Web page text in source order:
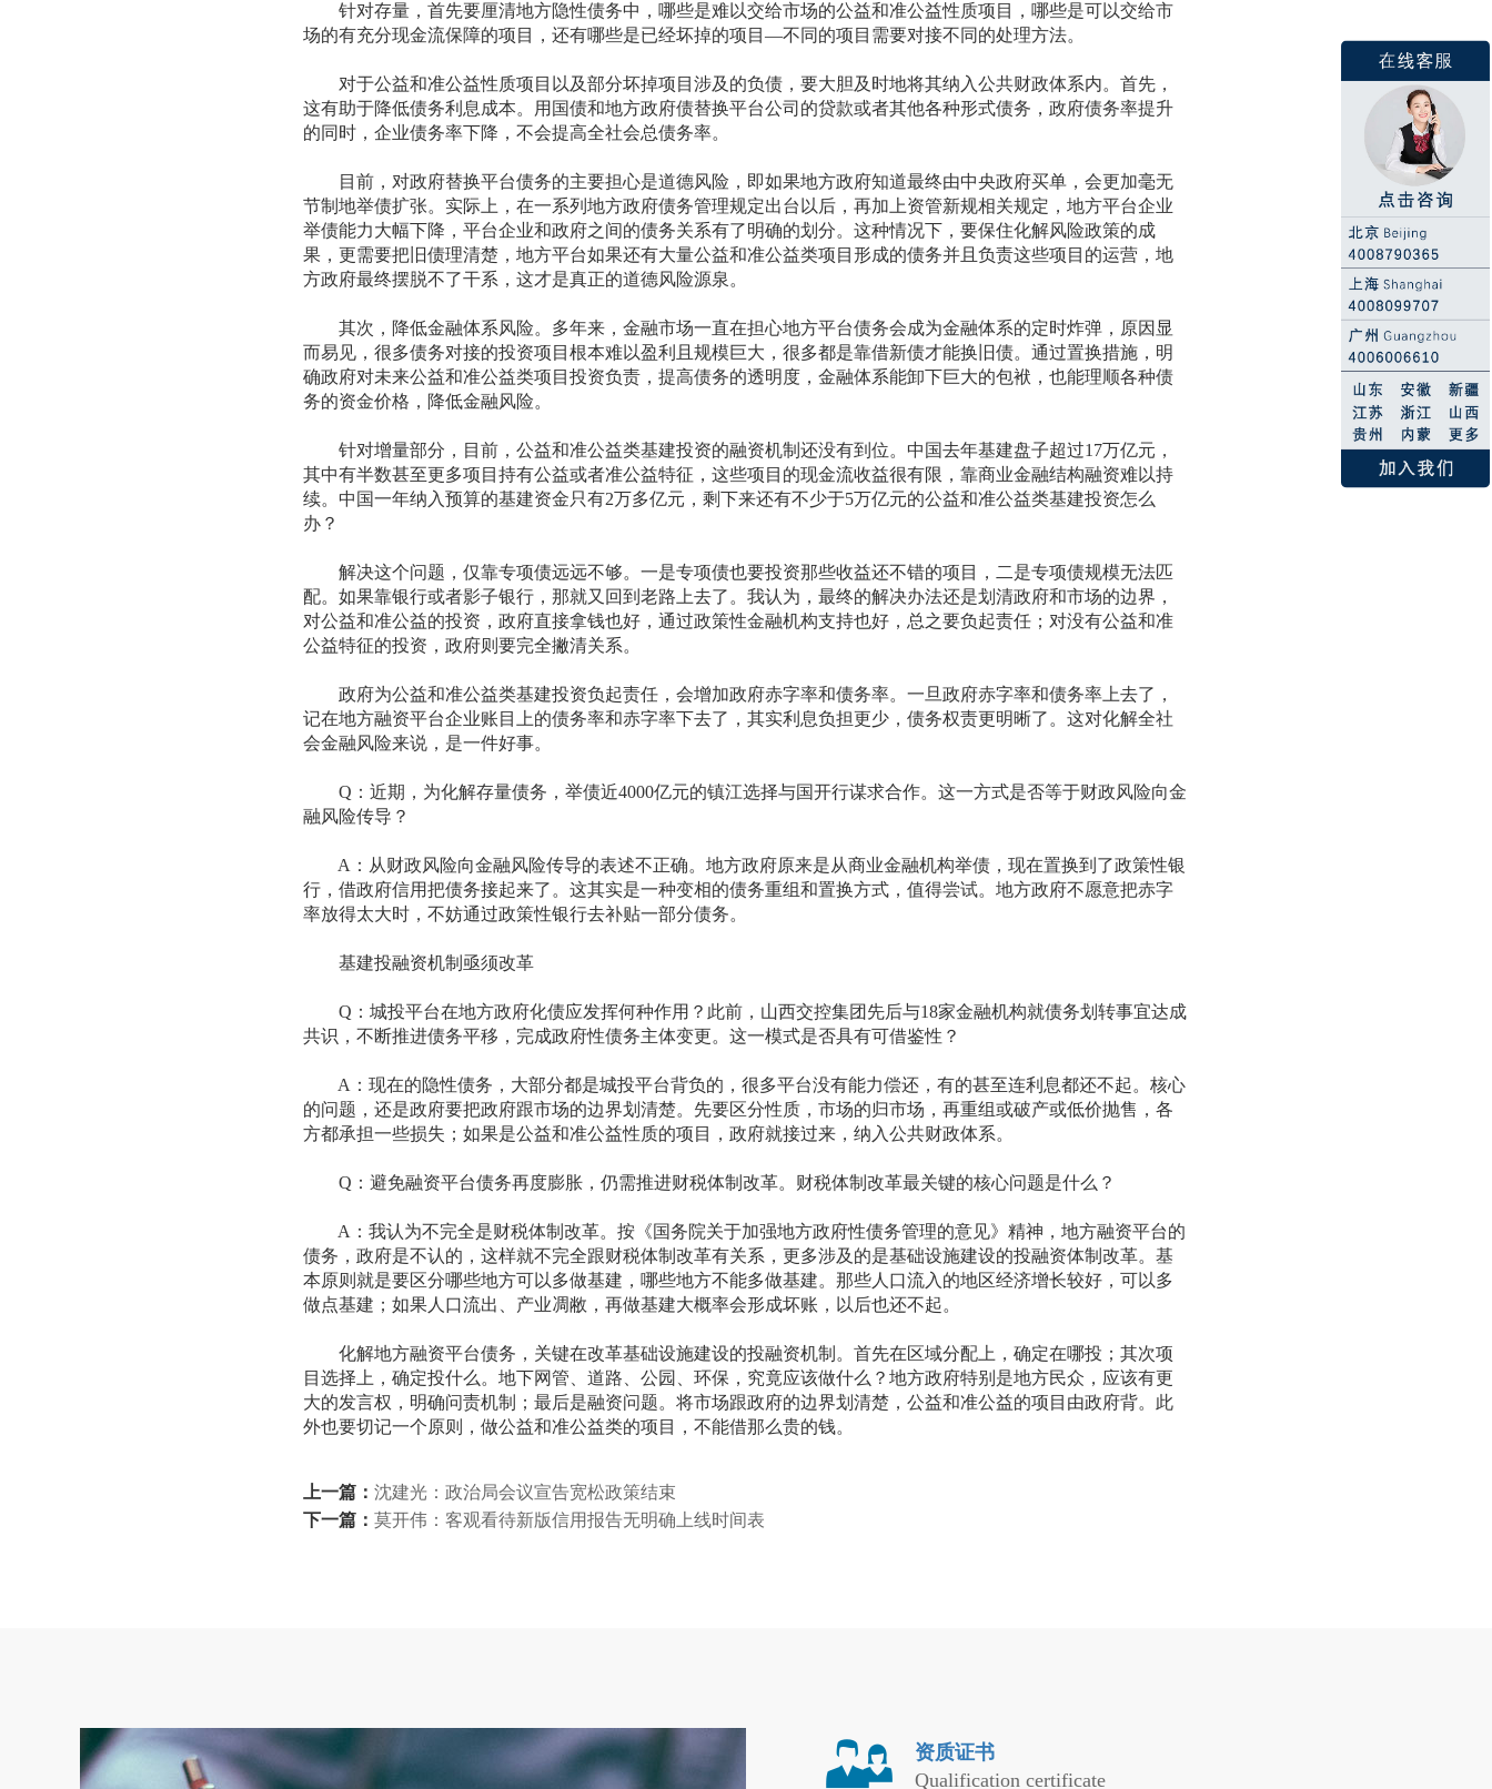
针对存量，首先要厘清地方隐性债务中，哪些是难以交给市场的公益和准公益性质项目，哪些是可以交给市
场的有充分现金流保障的项目，还有哪些是已经坏掉的项目—不同的项目需要对接不同的处理方法。
对于公益和准公益性质项目以及部分坏掉项目涉及的负债，要大胆及时地将其纳入公共财政体系内。首先，
这有助于降低债务利息成本。用国债和地方政府债替换平台公司的贷款或者其他各种形式债务，政府债务率提升
的同时，企业债务率下降，不会提高全社会总债务率。
目前，对政府替换平台债务的主要担心是道德风险，即如果地方政府知道最终由中央政府买单，会更加毫无
节制地举债扩张。实际上，在一系列地方政府债务管理规定出台以后，再加上资管新规相关规定，地方平台企业
举债能力大幅下降，平台企业和政府之间的债务关系有了明确的划分。这种情况下，要保住化解风险政策的成
果，更需要把旧债理清楚，地方平台如果还有大量公益和准公益类项目形成的债务并且负责这些项目的运营，地
方政府最终摆脱不了干系，这才是真正的道德风险源泉。
其次，降低金融体系风险。多年来，金融市场一直在担心地方平台债务会成为金融体系的定时炸弹，原因显
而易见，很多债务对接的投资项目根本难以盈利且规模巨大，很多都是靠借新债才能换旧债。通过置换措施，明
确政府对未来公益和准公益类项目投资负责，提高债务的透明度，金融体系能卸下巨大的包袱，也能理顺各种债
务的资金价格，降低金融风险。
针对增量部分，目前，公益和准公益类基建投资的融资机制还没有到位。中国去年基建盘子超过17万亿元，
其中有半数甚至更多项目持有公益或者准公益特征，这些项目的现金流收益很有限，靠商业金融结构融资难以持
续。中国一年纳入预算的基建资金只有2万多亿元，剩下来还有不少于5万亿元的公益和准公益类基建投资怎么
办？
解决这个问题，仅靠专项债远远不够。一是专项债也要投资那些收益还不错的项目，二是专项债规模无法匹
配。如果靠银行或者影子银行，那就又回到老路上去了。我认为，最终的解决办法还是划清政府和市场的边界，
对公益和准公益的投资，政府直接拿钱也好，通过政策性金融机构支持也好，总之要负起责任；对没有公益和准
公益特征的投资，政府则要完全撇清关系。
政府为公益和准公益类基建投资负起责任，会增加政府赤字率和债务率。一旦政府赤字率和债务率上去了，
记在地方融资平台企业账目上的债务率和赤字率下去了，其实利息负担更少，债务权责更明晰了。这对化解全社
会金融风险来说，是一件好事。
Q：近期，为化解存量债务，举债近4000亿元的镇江选择与国开行谋求合作。这一方式是否等于财政风险向金
融风险传导？
A：从财政风险向金融风险传导的表述不正确。地方政府原来是从商业金融机构举债，现在置换到了政策性银
行，借政府信用把债务接起来了。这其实是一种变相的债务重组和置换方式，值得尝试。地方政府不愿意把赤字
率放得太大时，不妨通过政策性银行去补贴一部分债务。
基建投融资机制亟须改革
Q：城投平台在地方政府化债应发挥何种作用？此前，山西交控集团先后与18家金融机构就债务划转事宜达成
共识，不断推进债务平移，完成政府性债务主体变更。这一模式是否具有可借鉴性？
A：现在的隐性债务，大部分都是城投平台背负的，很多平台没有能力偿还，有的甚至连利息都还不起。核心
的问题，还是政府要把政府跟市场的边界划清楚。先要区分性质，市场的归市场，再重组或破产或低价抛售，各
方都承担一些损失；如果是公益和准公益性质的项目，政府就接过来，纳入公共财政体系。
Q：避免融资平台债务再度膨胀，仍需推进财税体制改革。财税体制改革最关键的核心问题是什么？
A：我认为不完全是财税体制改革。按《国务院关于加强地方政府性债务管理的意见》精神，地方融资平台的
债务，政府是不认的，这样就不完全跟财税体制改革有关系，更多涉及的是基础设施建设的投融资体制改革。基
本原则就是要区分哪些地方可以多做基建，哪些地方不能多做基建。那些人口流入的地区经济增长较好，可以多
做点基建；如果人口流出、产业凋敝，再做基建大概率会形成坏账，以后也还不起。
化解地方融资平台债务，关键在改革基础设施建设的投融资机制。首先在区域分配上，确定在哪投；其次项
目选择上，确定投什么。地下网管、道路、公园、环保，究竟应该做什么？地方政府特别是地方民众，应该有更
大的发言权，明确问责机制；最后是融资问题。将市场跟政府的边界划清楚，公益和准公益的项目由政府背。此
外也要切记一个原则，做公益和准公益类的项目，不能借那么贵的钱。
上一篇： 沈建光：政治局会议宣告宽松政策结束
下一篇： 莫开伟：客观看待新版信用报告无明确上线时间表
资质证书
Qualification certificate